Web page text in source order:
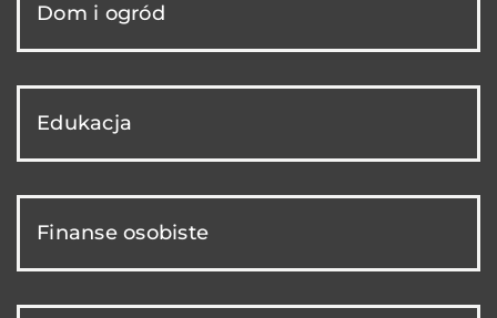
Dom i ogród
Edukacja
Finanse osobiste